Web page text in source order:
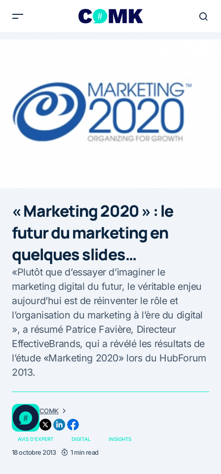
« Marketing 2020 » : le
futur du marketing en
quelques slides…
«Plutôt que d’essayer d’imaginer le
marketing digital du futur, le véritable enjeu
aujourd’hui est de réinventer le rôle et
l’organisation du marketing à l’ère du digital
», a résumé Patrice Favière, Directeur
EffectiveBrands, qui a révélé les résultats de
l’étude «Marketing 2020» lors du HubForum
2013.
COMK
AVIS D'EXPERT DIGITAL INSIGHTS
18 octobre 2013 1 min read